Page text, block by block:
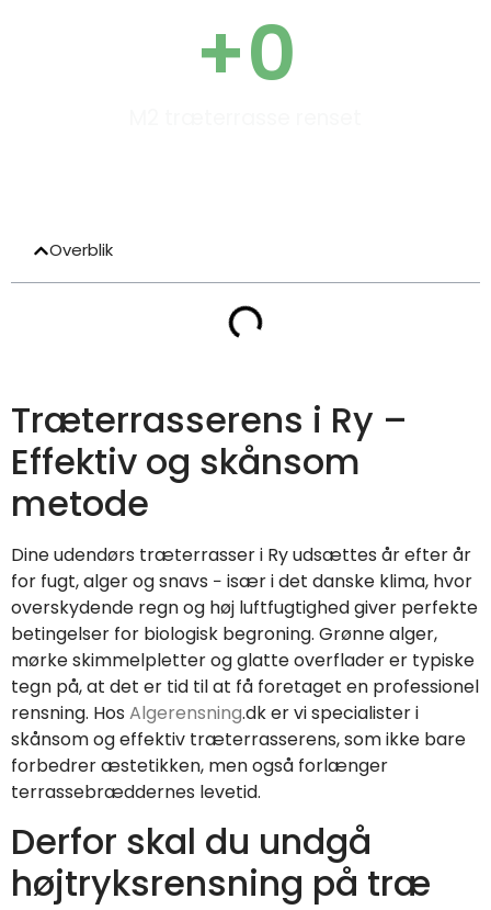
+0
Overblik
Træterrasserens i Ry –
Effektiv og skånsom
metode
Dine udendørs træterrasser i Ry udsættes år efter år
for fugt, alger og snavs − især i det danske klima, hvor
overskydende regn og høj luftfugtighed giver perfekte
betingelser for biologisk begroning. Grønne alger,
mørke skimmelpletter og glatte overflader er typiske
tegn på, at det er tid til at få foretaget en professionel
rensning. Hos Algerensning.dk er vi specialister i
skånsom og effektiv træterrasserens, som ikke bare
forbedrer æstetikken, men også forlænger
terrassebræddernes levetid.
Derfor skal du undgå
højtryksrensning på træ